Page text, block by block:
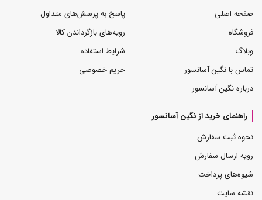
صفحه اصلی
فروشگاه
وبلاگ
تماس با نگین آسانسور
درباره نگین آسانسور
پاسخ به پرسش‌های متداول
رویه‌های بازگرداندن کالا
شرایط استفاده
حریم خصوصی
راهنمای خرید از نگین آسانسور
نحوه ثبت سفارش
رویه ارسال سفارش
شیوه‌های پرداخت
نقشه سایت